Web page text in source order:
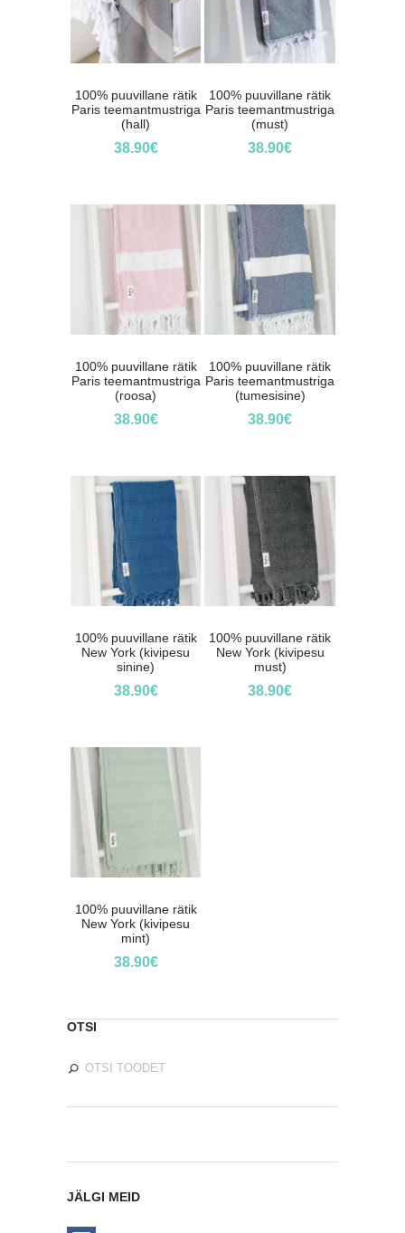
100% puuvillane rätik
Paris teemantmustriga
(hall)
38.90€
100% puuvillane rätik
Paris teemantmustriga
(must)
38.90€
100% puuvillane rätik
Paris teemantmustriga
(roosa)
38.90€
100% puuvillane rätik
Paris teemantmustriga
(tumesisine)
38.90€
100% puuvillane rätik
New York (kivipesu
sinine)
38.90€
100% puuvillane rätik
New York (kivipesu
must)
38.90€
100% puuvillane rätik
New York (kivipesu
mint)
38.90€
OTSI
JÄLGI MEID